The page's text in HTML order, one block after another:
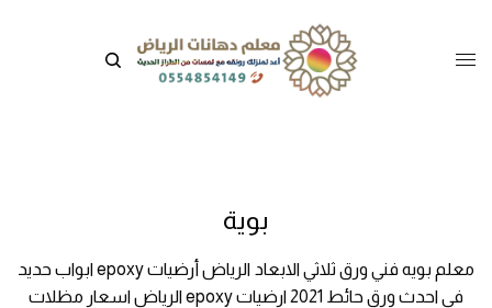
بوية
معلم بويه فني ورق ثلاثي الابعاد الرياض أرضيات epoxy ابواب حديد
في احدث ورق حائط 2021 ارضيات epoxy الرياض اسعار مظلات